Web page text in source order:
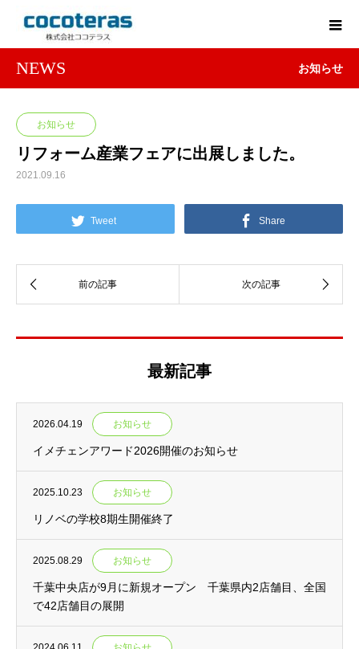
NEWS お知らせ
お知らせ
リフォーム産業フェアに出展しました。
2021.09.16
Tweet Share
最新記事
2026.04.19 お知らせ
イメチェンアワード2026開催のお知らせ
2025.10.23 お知らせ
リノベの学校8期生開催終了
2025.08.29 お知らせ
千葉中央店が9月に新規オープン 千葉県内2店舗目、全国
で42店舗目の展開